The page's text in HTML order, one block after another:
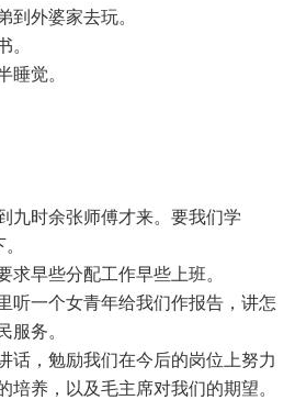
外婆家去玩。
。
睡觉。
九时余张师傅才来。要我们学
早些分配工作早些上班。
听一个女青年给我们作报告，讲怎
服务。
话，勉励我们在今后的岗位上努力
培养，以及毛主席对我们的期望。